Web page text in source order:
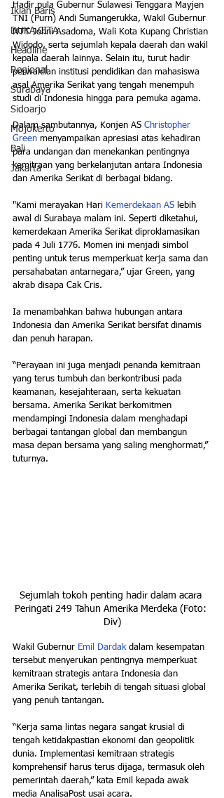
Iklan Baris
DUKA CITA
Headline
Regional
Surabaya
Sidoarjo
Mojokerto
Bali
Jakarta
Hadir pula Gubernur Sulawesi Tenggara Mayjen
TNI (Purn) Andi Sumangerukka, Wakil Gubernur
NTT Johni Asadoma, Wali Kota Kupang Christian
Widodo, serta sejumlah kepala daerah dan wakil
kepala daerah lainnya. Selain itu, turut hadir
perwakilan institusi pendidikan dan mahasiswa
asal Amerika Serikat yang tengah menempuh
studi di Indonesia hingga para pemuka agama.
Dalam sambutannya, Konjen AS Christopher
Green menyampaikan apresiasi atas kehadiran
para undangan dan menekankan pentingnya
kemitraan yang berkelanjutan antara Indonesia
dan Amerika Serikat di berbagai bidang.
"Kami merayakan Hari Kemerdekaan AS lebih
awal di Surabaya malam ini. Seperti diketahui,
kemerdekaan Amerika Serikat diproklamasikan
pada 4 Juli 1776. Momen ini menjadi simbol
penting untuk terus memperkuat kerja sama dan
persahabatan antarnegara,” ujar Green, yang
akrab disapa Cak Cris.
Ia menambahkan bahwa hubungan antara
Indonesia dan Amerika Serikat bersifat dinamis
dan penuh harapan.
“Perayaan ini juga menjadi penanda kemitraan
yang terus tumbuh dan berkontribusi pada
keamanan, kesejahteraan, serta kekuatan
bersama. Amerika Serikat berkomitmen
mendampingi Indonesia dalam menghadapi
berbagai tantangan global dan membangun
masa depan bersama yang saling menghormati,”
tuturnya.
Sejumlah tokoh penting hadir dalam acara
Peringati 249 Tahun Amerika Merdeka (Foto:
Div)
Wakil Gubernur Emil Dardak dalam kesempatan
tersebut menyerukan pentingnya memperkuat
kemitraan strategis antara Indonesia dan
Amerika Serikat, terlebih di tengah situasi global
yang penuh tantangan.
“Kerja sama lintas negara sangat krusial di
tengah ketidakpastian ekonomi dan geopolitik
dunia. Implementasi kemitraan strategis
komprehensif harus terus dijaga, termasuk oleh
pemerintah daerah,” kata Emil kepada awak
media AnalisaPost usai acara.